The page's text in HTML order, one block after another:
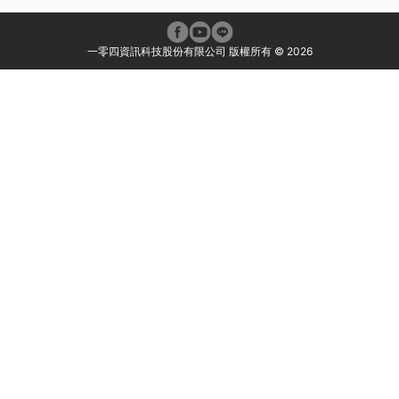
一零四資訊科技股份有限公司 版權所有 © 2026